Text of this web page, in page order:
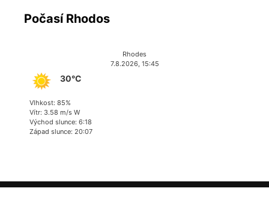
Počasí Rhodos
Rhodes
7.8.2026, 15:45
30°C
Vlhkost: 85%
Vítr: 3.58 m/s W
Východ slunce: 6:18
Západ slunce: 20:07